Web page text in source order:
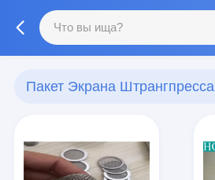
Пакет Экрана Штрангпресса